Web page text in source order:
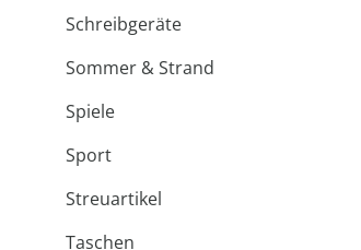
Schreibgeräte
Sommer & Strand
Spiele
Sport
Streuartikel
Taschen